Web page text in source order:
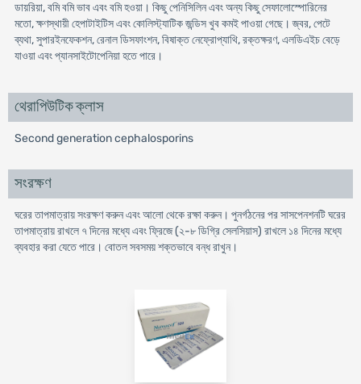
ডায়রিয়া, বমি বমি ভাব এবং বমি হওয়া। কিছু পেনিসিলিন এবং অন্য কিছু সেফালোস্পোরিনের
মতো, ক্ষণস্থায়ী হেপাটাইটিস এবং কোলিস্ট্যাটিক জন্ডিস খুব কমই পাওয়া গেছে। জ্বর, পেটে
ব্যথা, সুপারইনফেকশন, রেনাল ডিসফাংশন, বিষাক্ত নেফ্রোপ্যাথি, রক্তক্ষরণ, এলডিএইচ বেড়ে
যাওয়া এবং প্যানসাইটোপেনিয়া হতে পারে।
থেরাপিউটিক ক্লাস
Second generation cephalosporins
সংরক্ষণ
ঘরের তাপমাত্রায় সংরক্ষণ করুন এবং আলো থেকে রক্ষা করুন। পুনর্গঠনের পর সাসপেনশনটি ঘরের
তাপমাত্রায় রাখলে ৭ দিনের মধ্যে এবং ফ্রিজে (২-৮ ডিগ্রি সেলসিয়াস) রাখলে ১৪ দিনের মধ্যে
ব্যবহার করা যেতে পারে। বোতল সবসময় শক্তভাবে বন্ধ রাখুন।